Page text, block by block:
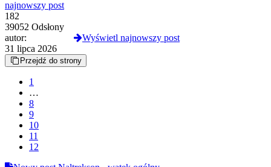
najnowszy post
182
39052 Odsłony
autor:
Wyświetl najnowszy post
31 lipca 2026
Przejdź do strony
1
…
8
9
10
11
12